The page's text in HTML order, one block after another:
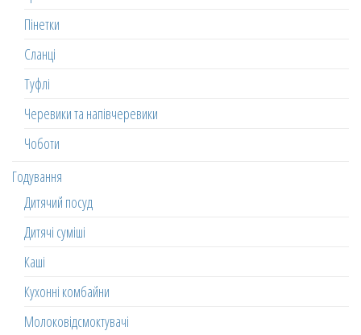
Пінетки
Сланці
Туфлі
Черевики та напівчеревики
Чоботи
Годування
Дитячий посуд
Дитячі суміші
Каші
Кухонні комбайни
Молоковідсмоктувачі